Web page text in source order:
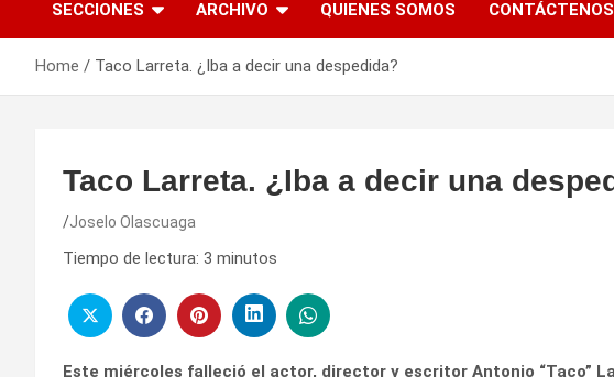
SECCIONES ARCHIVO QUIENES SOMOS CONTÁCTENOS
Home Taco Larreta. ¿Iba a decir una despedida?
Taco Larreta. ¿Iba a decir una
Joselo Olascuaga
Tiempo de lectura: 3 minutos
Este miércoles falleció el actor, director y escritor Antonio “Taco”